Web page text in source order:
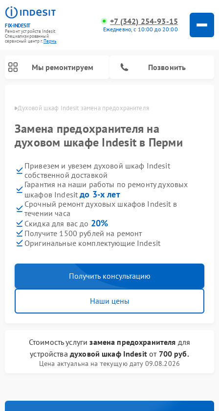
FIX-INDESIT
Ремонт устройств Indesit
Специализированный
cервисный центр г.Пермь
+7 (342) 254-93-15
Ежедневно, с 10:00 до 20:00
Мы ремонтируем Позвонить
Духовой шкаф Indesit замена предохранителя
Замена предохранителя на
духовом шкафе Indesit в Перми
Привезем и увезем духовой шкаф Indesit
собственной доставкой
Гарантия на наши работы по ремонту духовых
шкафов Indesitдо 3-х лет
Срочный ремонт духовых шкафов Indesit в
течении часа
Скидка для вас до 20%
Получите 1500 рублей на ремонт
Оригинальные комплектующие Indesit
Получить консультацию
Наши цены
Стоимость услугизамена предохранителя для
устройства духовой шкаф Indesitот 700 руб.
Цена актуальна на текущую дату 09.08.2026